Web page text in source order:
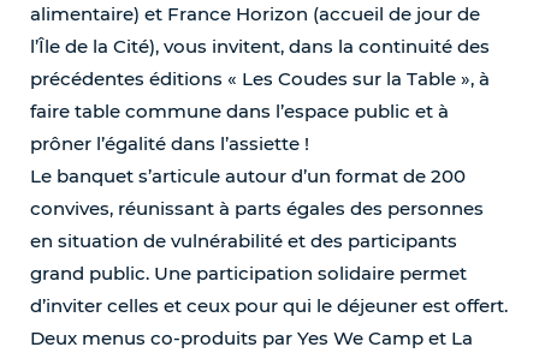
alimentaire) et France Horizon (accueil de jour de
l’Île de la Cité), vous invitent, dans la continuité des
précédentes éditions « Les Coudes sur la Table », à
faire table commune dans l’espace public et à
prôner l’égalité dans l’assiette !
Le banquet s’articule autour d’un format de 200
convives, réunissant à parts égales des personnes
en situation de vulnérabilité et des participants
grand public. Une participation solidaire permet
d’inviter celles et ceux pour qui le déjeuner est offert.
Deux menus co-produits par Yes We Camp et La